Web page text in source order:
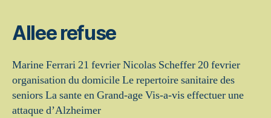
Allee refuse
Marine Ferrari 21 fevrier Nicolas Scheffer 20 fevrier
organisation du domicile Le repertoire sanitaire des
seniors La sante en Grand-age Vis-a-vis effectuer une
attaque d’Alzheimer